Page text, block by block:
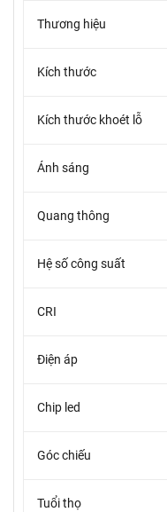
Thương hiệu
Kích thước
Kích thước khoét lỗ
Ánh sáng
Quang thông
Hệ số công suất
CRI
Điện áp
Chip led
Góc chiếu
Tuổi thọ